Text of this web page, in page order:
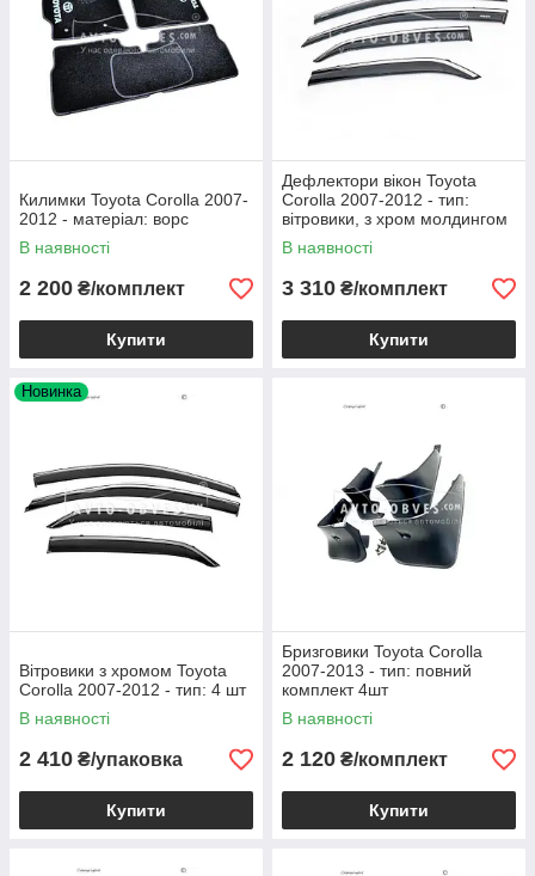
Килимки Toyota Corolla 2007-
2012 - матеріал: ворс
В наявності
2 200 ₴/комплект
Купити
Дефлектори вікон Toyota
Corolla 2007-2012 - тип:
вітровики, з хром молдингом
В наявності
3 310 ₴/комплект
Купити
Новинка
Вітровики з хромом Toyota
Corolla 2007-2012 - тип: 4 шт
В наявності
2 410 ₴/упаковка
Купити
Бризговики Toyota Corolla
2007-2013 - тип: повний
комплект 4шт
В наявності
2 120 ₴/комплект
Купити